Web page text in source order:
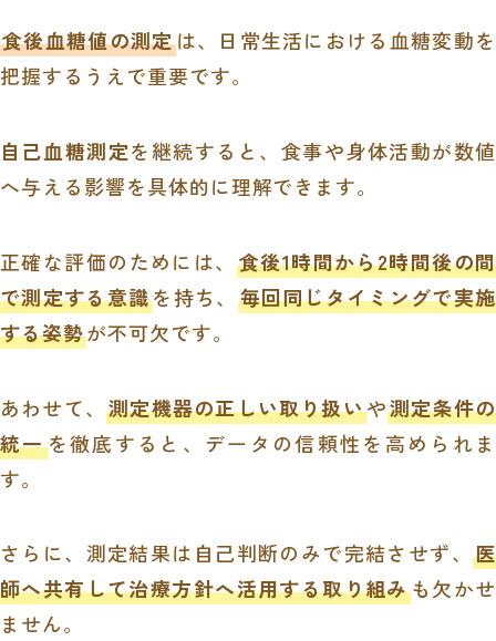
食後血糖値の測定は、日常生活における血糖変動を
把握するうえで重要です。
自己血糖測定を継続すると、食事や身体活動が数値
へ与える影響を具体的に理解できます。
正確な評価のためには、 食後1時間から2時間後の間
で測定する意識を持ち、 毎回同じタイミングで実施
する姿勢が不可欠です。
あわせて、測定機器の正しい取り扱いや測定条件の
統一を徹底すると、データの信頼性を高められま
す。
さらに、測定結果は自己判断のみで完結させず、医
師へ共有して治療方針へ活用する取り組みも欠かせ
ません。